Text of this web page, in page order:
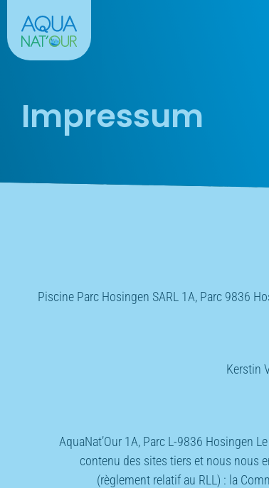
Impressum
Piscine Parc Hosingen SARL 1A, Parc 9836
Kerstin
AquaNat’Our 1A, Parc L-9836 Hosingen
contenu des sites tiers et nous nous
(règlement relatif au RLL) : la